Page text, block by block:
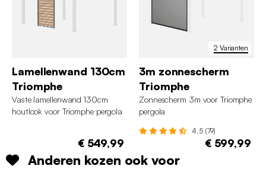
Lamellenwand 130cm
Triomphe
Vaste lamellenwand 130cm
houtlook voor Triomphe pergola
€ 549,99
2 Varianten
3m zonnescherm
Triomphe
Zonnescherm 3m voor Triomphe
pergola
4.5 (79)
€ 599,99
Anderen kozen ook voor